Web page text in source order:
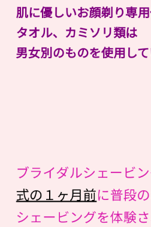
肌に優しいお顔剃り専
タオル、カミソリ類は
男女別のものを使用して
ブライダルシェービ
式の１ヶ月前に普段
シェービングを体験